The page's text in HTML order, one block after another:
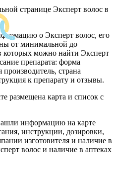
странице Эксперт волос в
о Эксперт волос, его
от минимальной до
которых можно найти Эксперт
препарата: форма
страна
к препарату и отзывы.
размещена карта и список с
информацию на карте
инструкции, дозировки,
изготовителя и наличие в
волос и наличие в аптеках